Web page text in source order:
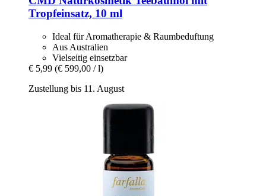
Tropfeinsatz, 10 ml
Ideal für Aromatherapie & Raumbeduftung
Aus Australien
Vielseitig einsetzbar
€ 5,99 (€ 599,00 / l)
Zustellung bis 11. August